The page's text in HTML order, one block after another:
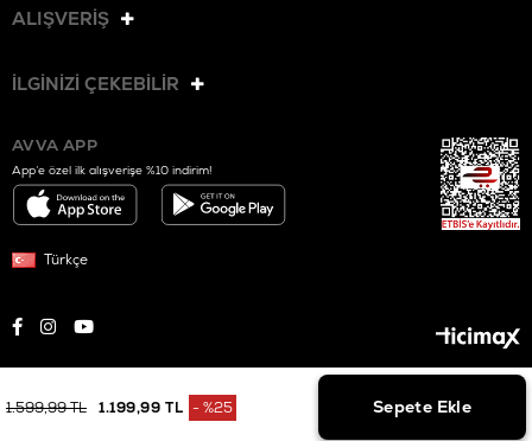
1.599,99 TL 1.199,99 TL %25
ALIŞVERİŞ
İLGİNİZİ ÇEKEBİLİR
AVVA APP
App’e özel ilk alışverişe %10 indirim!
Türkçe